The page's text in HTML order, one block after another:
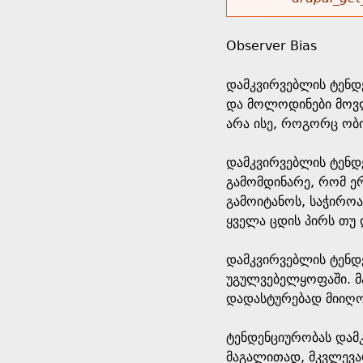
r
s
e
h
e
r
e
o
r
m
e
s
a
e
Observer Bias
დამკვირვებლის
და მოლოდინები
არა ისე, როგორც
დამკვირვებლის
გამომდინარე, რომ
გამოიტანოს,
ყველა ცდის პირს თუ
დამკვირვებლის
უგულვებელყოფაში.
დადასტურებად
ტენდენციურობას
მაგალითად,